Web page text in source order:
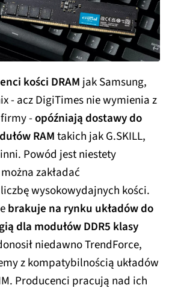
kości DRAM jak Samsung,
- acz DigiTimes nie wymienia z
-opóźniają dostawy do
RAMtakich jak G.SKILL,
Powód jest niestety
zakładać
wysokowydajnych kości.
brakuje na rynku układów do
dla modułów DDR5 klasy
niedawno TrendForce,
z kompatybilnością układów
Producenci pracują nad ich